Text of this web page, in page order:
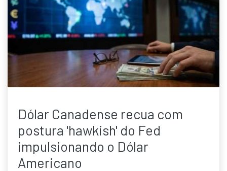
Dólar Canadense recua com
postura 'hawkish' do Fed
impulsionando o Dólar
Americano